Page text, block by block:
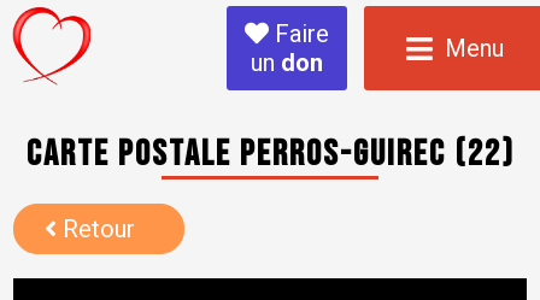
Faire
un don Menu
Carte postale Perros-Guirec (22)
Retour